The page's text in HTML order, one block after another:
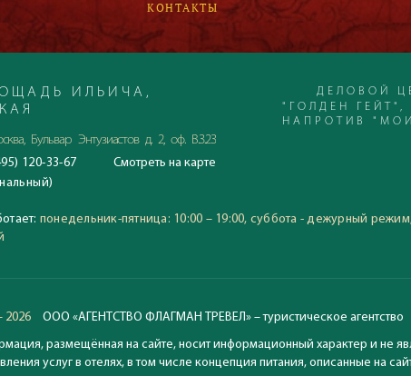
КОНТАКТЫ
ИЛЬИЧА,
Бульвар Энтузиастов д. 2, оф. В.3.23
120-33-67
Смотреть на карте
ДЕЛОВОЙ
"ГОЛДЕН ГЕЙТ",
НАПРОТИВ
воскресение:
понедельник-пятница: 10:00 – 19:00, суббота - дежурный
2026
ООО «АГЕНТСТВО ФЛАГМАН ТРЕВЕЛ» – туристическое агентство
размещённая на сайте, носит информационный характер и не
услуг в отелях, в том числе концепция питания, описанные на